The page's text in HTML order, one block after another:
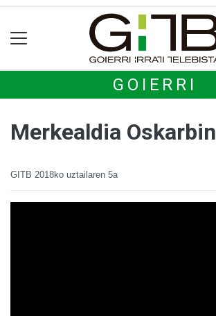
GOIERRI
Merkealdia Oskarbin
GITB 2018ko uztailaren 5a